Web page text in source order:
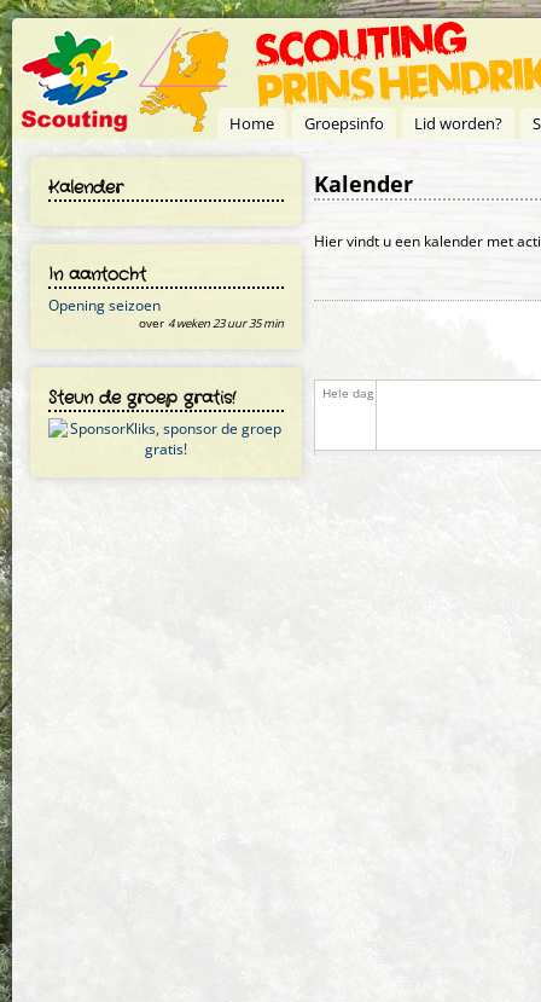
Overslaan en naar de inhoud gaan
Home Groepsinfo Lid worden?
Kalender
In aantocht
Opening seizoen
over 4 weken 23 uur 35 min
Steun de groep gratis!
Kalender
Primaire tabs
Hier vindt u een kalender met
Hele dag